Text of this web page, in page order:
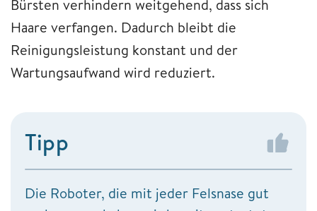
Bürsten verhindern weitgehend, dass sich
Haare verfangen. Dadurch bleibt die
Reinigungsleistung konstant und der
Wartungsaufwand wird reduziert.
Tipp
Die Roboter, die mit jeder Felsnase gut